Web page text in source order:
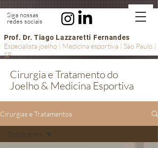
Siga nossas
redes sociais
Prof. Dr. Tiago Lazzaretti Fernandes
Especialista joelho | Medicina esportiva | São Paulo |
SP
Cirurgia e Tratamento do
Joelho & Medicina Esportiva
Cirurgias e Tratamentos
Todos posts